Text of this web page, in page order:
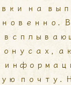
на
почту.